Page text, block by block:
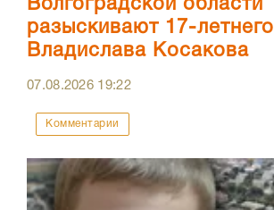
Волгоградской области
разыскивают 17-летнего
Владислава Косакова
07.08.2026 19:22
Комментарии